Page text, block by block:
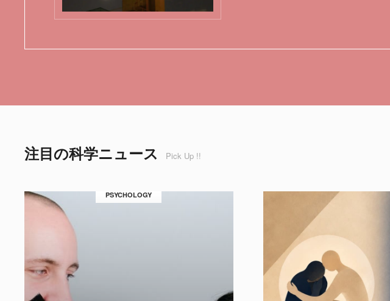
注目の科学ニュース Pick Up !!
PSYCHOLOGY